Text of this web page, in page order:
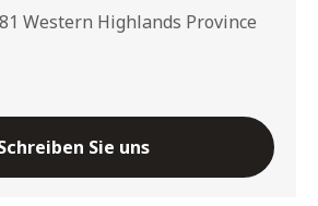
Western Highlands Province
Sie uns